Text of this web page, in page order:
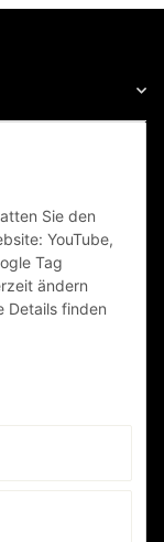
Sie den
YouTube,
Tag
ändern
Details finden